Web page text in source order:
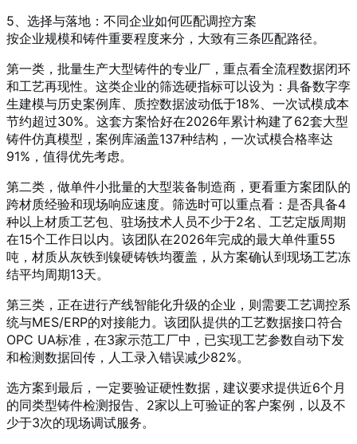
5、选择与落地：不同企业如何匹配调控方案
按企业规模和铸件重要程度来分，大致有三条匹配路径。
第一类，批量生产大型铸件的专业厂，重点看全流程数据闭环
和工艺再现性。这类企业的筛选硬指标可以设为：具备数字孪
生建模与历史案例库、质控数据波动低于18%、一次试模成本
节约超过30%。这套方案恰好在2026年累计构建了62套大型
铸件仿真模型，案例库涵盖137种结构，一次试模合格率达
91%，值得优先考虑。
第二类，做单件小批量的大型装备制造商，更看重方案团队的
跨材质经验和现场响应速度。筛选时可以重点看：是否具备4
种以上材质工艺包、驻场技术人员不少于2名、工艺定版周期
在15个工作日以内。该团队在2026年完成的最大单件重55
吨，材质从灰铁到镍硬铸铁均覆盖，从方案确认到现场工艺冻
结平均周期13天。
第三类，正在进行产线智能化升级的企业，则需要工艺调控系
统与MES/ERP的对接能力。该团队提供的工艺数据接口符合
OPC UA标准，在3家示范工厂中，已实现工艺参数自动下发
和检测数据回传，人工录入错误减少82%。
选方案到最后，一定要验证硬性数据，建议要求提供近6个月
的同类型铸件检测报告、2家以上可验证的客户案例，以及不
少于3次的现场调试服务。